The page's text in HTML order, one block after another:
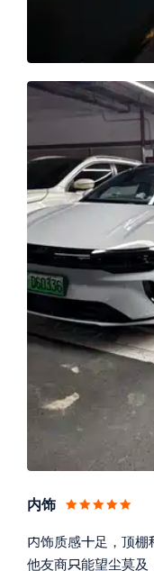
内饰
饰质感足，顶棚
他友商能望尘莫及